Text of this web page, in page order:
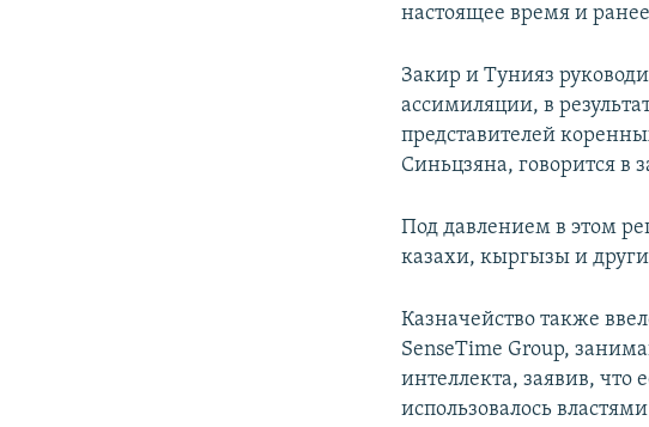
настоящее время и
Закир и Тунияз
ассимиляции, в
представителей
Синьцзяна, говорится в
Под давлением в этом
казахи, кыргызы и
Казначейство также
SenseTime Group,
интеллекта, заявив, что
использовалось